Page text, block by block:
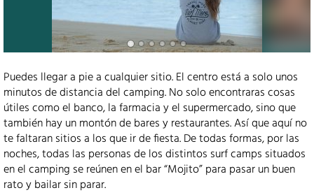
Puedes llegar a pie a cualquier sitio. El centro está a solo unos
minutos de distancia del camping. No solo encontraras cosas
útiles como el banco, la farmacia y el supermercado, sino que
también hay un montón de bares y restaurantes. Así que aquí no
te faltaran sitios a los que ir de fiesta. De todas formas, por las
noches, todas las personas de los distintos surf camps situados
en el camping se reúnen en el bar “Mojito” para pasar un buen
rato y bailar sin parar.